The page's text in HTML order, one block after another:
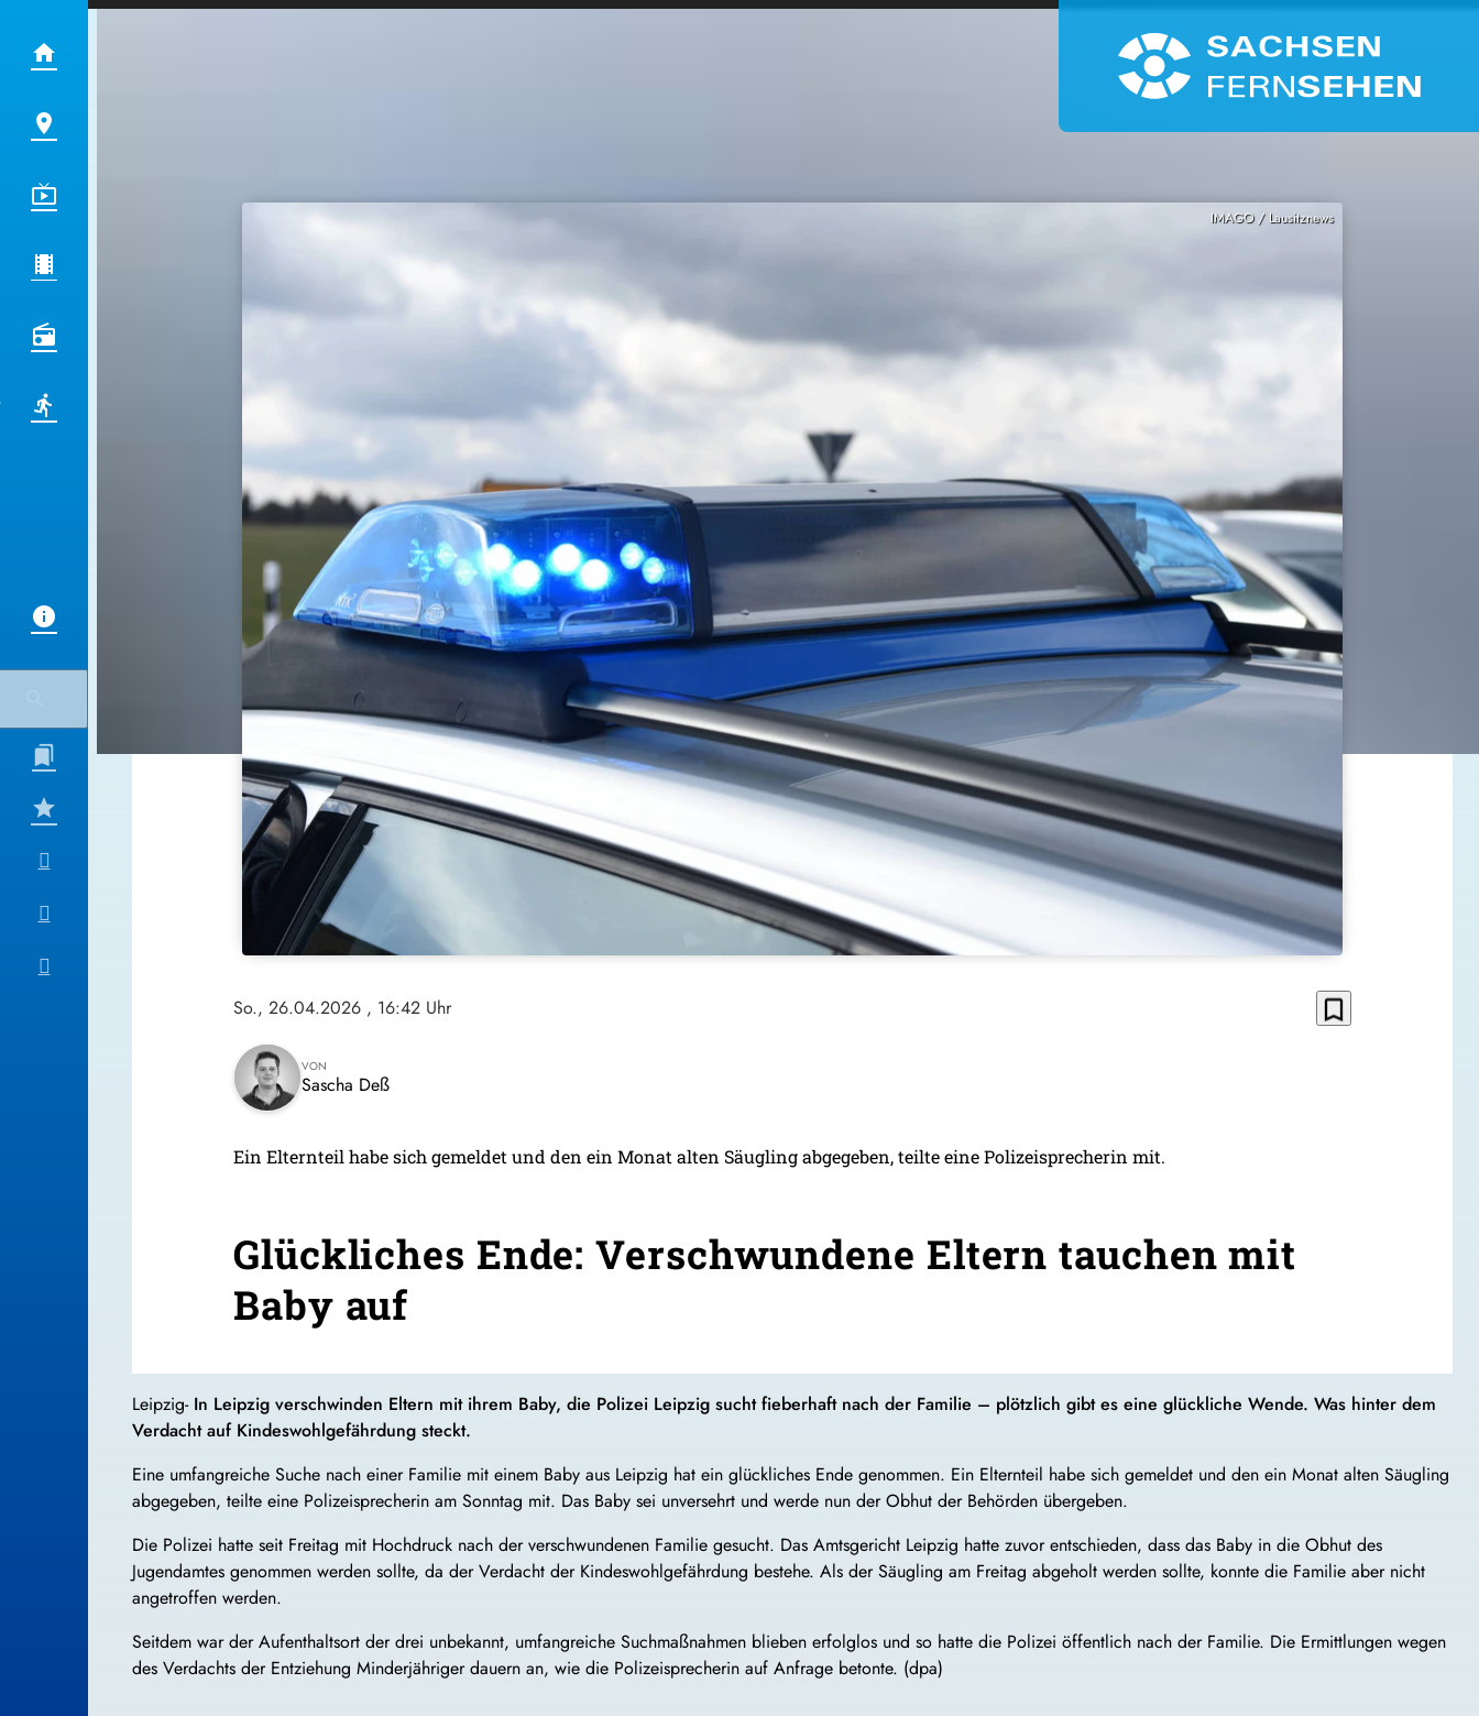
IMAGO / Lausitznews
So., 26.04.2026 , 16:42 Uhr bookmark_border
VON
Sascha Deß
Ein Elternteil habe sich gemeldet und den ein Monat alten Säugling abgegeben, teilte eine Polizeisprecherin mit.
Glückliches Ende: Verschwundene Eltern tauchen mit
Baby auf
Leipzig- In Leipzig verschwinden Eltern mit ihrem Baby, die Polizei Leipzig sucht fieberhaft nach der Familie – plötzlich gibt es eine glückliche Wende. Was hinter dem
Verdacht auf Kindeswohlgefährdung steckt.
Eine umfangreiche Suche nach einer Familie mit einem Baby aus Leipzig hat ein glückliches Ende genommen. Ein Elternteil habe sich gemeldet und den ein Monat alten Säugling
abgegeben, teilte eine Polizeisprecherin am Sonntag mit. Das Baby sei unversehrt und werde nun der Obhut der Behörden übergeben.
Die Polizei hatte seit Freitag mit Hochdruck nach der verschwundenen Familie gesucht. Das Amtsgericht Leipzig hatte zuvor entschieden, dass das Baby in die Obhut des
Jugendamtes genommen werden sollte, da der Verdacht der Kindeswohlgefährdung bestehe. Als der Säugling am Freitag abgeholt werden sollte, konnte die Familie aber nicht
angetroffen werden.
Seitdem war der Aufenthaltsort der drei unbekannt, umfangreiche Suchmaßnahmen blieben erfolglos und so hatte die Polizei öffentlich nach der Familie. Die Ermittlungen wegen
des Verdachts der Entziehung Minderjähriger dauern an, wie die Polizeisprecherin auf Anfrage betonte. (dpa)